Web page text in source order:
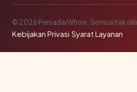
© 2026 PersadarWhois. Semua hak
Kebijakan Privasi·Syarat Layanan